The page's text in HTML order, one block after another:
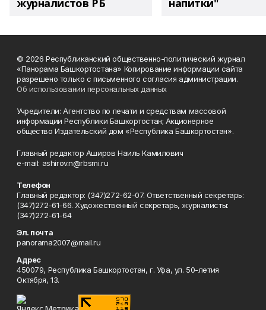
журналистов РБ напитки"
© 2026 Республиканский общественно-политический журнал
«Панорама Башкортостана» Копирование информации сайта
разрешено только с письменного согласия администрации.
Об использовании персональных данных
Учредители: Агентство по печати и средствам массовой
информации Республики Башкортостан; Акционерное
общество Издательский дом «Республика Башкортостан».
Главный редактор Аширов Наиль Камилович
e-mail: ashirov.n@rbsmi.ru
Телефон
Главный редактор: (347)272-62-07. Ответственный секретарь:
(347)272-61-66. Художественный секретарь, журналисты:
(347)272-61-64
Эл. почта
panorama2007@mail.ru
Адрес
450079, Республика Башкортостан, г. Уфа, ул. 50-летия
Октября, 13.